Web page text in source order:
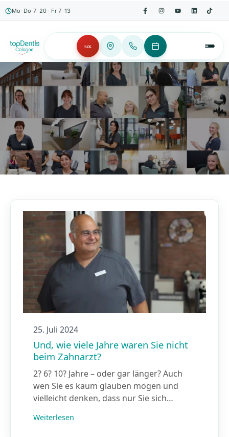
Mo–Do 7–20 · Fr 7–13
SOS
Unser Blog
25. Juli 2024
Und, wie viele Jahre waren Sie nicht
beim Zahnarzt?
2? 6? 10? Jahre – oder gar länger? Auch
wen Sie es kaum glauben mögen und
vielleicht denken, dass nur Sie sich…
Weiterlesen